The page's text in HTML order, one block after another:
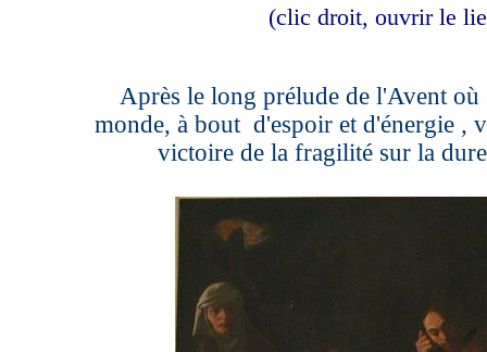
(clic droit, ouvrir le
Après le long prélude de l'Avent où
monde, à bout d'espoir et d'énergie ,
victoire de la fragilité sur la